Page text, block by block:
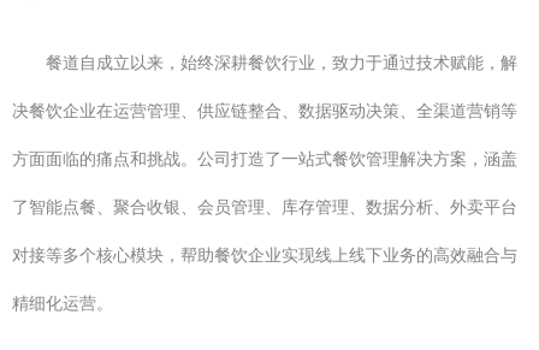
餐道自成立以来，始终深耕餐饮行业，致力于通过技术赋能，解
决餐饮企业在运营管理、供应链整合、数据驱动决策、全渠道营销等
方面面临的痛点和挑战。公司打造了一站式餐饮管理解决方案，涵盖
了智能点餐、聚合收银、会员管理、库存管理、数据分析、外卖平台
对接等多个核心模块，帮助餐饮企业实现线上线下业务的高效融合与
精细化运营。